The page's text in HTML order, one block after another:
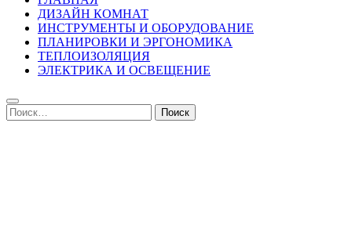
ДИЗАЙН КОМНАТ
ИНСТРУМЕНТЫ И ОБОРУДОВАНИЕ
ПЛАНИРОВКИ И ЭРГОНОМИКА
ТЕПЛОИЗОЛЯЦИЯ
ЭЛЕКТРИКА И ОСВЕЩЕНИЕ
Найти: